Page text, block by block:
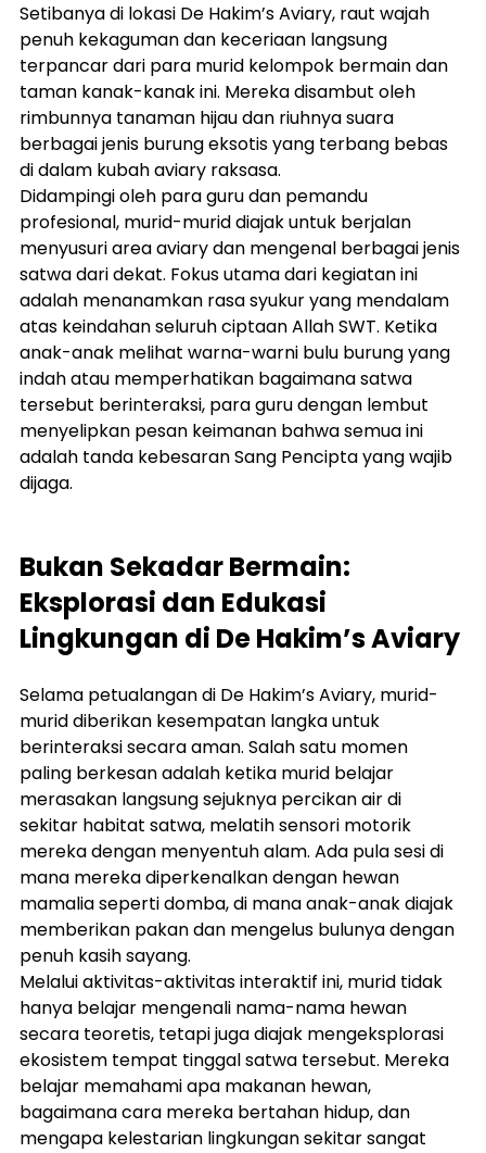
Setibanya di lokasi De Hakim’s Aviary, raut wajah
penuh kekaguman dan keceriaan langsung
terpancar dari para murid kelompok bermain dan
taman kanak-kanak ini. Mereka disambut oleh
rimbunnya tanaman hijau dan riuhnya suara
berbagai jenis burung eksotis yang terbang bebas
di dalam kubah aviary raksasa.
Didampingi oleh para guru dan pemandu
profesional, murid-murid diajak untuk berjalan
menyusuri area aviary dan mengenal berbagai jenis
satwa dari dekat. Fokus utama dari kegiatan ini
adalah menanamkan rasa syukur yang mendalam
atas keindahan seluruh ciptaan Allah SWT. Ketika
anak-anak melihat warna-warni bulu burung yang
indah atau memperhatikan bagaimana satwa
tersebut berinteraksi, para guru dengan lembut
menyelipkan pesan keimanan bahwa semua ini
adalah tanda kebesaran Sang Pencipta yang wajib
dijaga.
Bukan Sekadar Bermain:
Eksplorasi dan Edukasi
Lingkungan di De Hakim’s Aviary
Selama petualangan di De Hakim’s Aviary, murid-
murid diberikan kesempatan langka untuk
berinteraksi secara aman. Salah satu momen
paling berkesan adalah ketika murid belajar
merasakan langsung sejuknya percikan air di
sekitar habitat satwa, melatih sensori motorik
mereka dengan menyentuh alam. Ada pula sesi di
mana mereka diperkenalkan dengan hewan
mamalia seperti domba, di mana anak-anak diajak
memberikan pakan dan mengelus bulunya dengan
penuh kasih sayang.
Melalui aktivitas-aktivitas interaktif ini, murid tidak
hanya belajar mengenali nama-nama hewan
secara teoretis, tetapi juga diajak mengeksplorasi
ekosistem tempat tinggal satwa tersebut. Mereka
belajar memahami apa makanan hewan,
bagaimana cara mereka bertahan hidup, dan
mengapa kelestarian lingkungan sekitar sangat